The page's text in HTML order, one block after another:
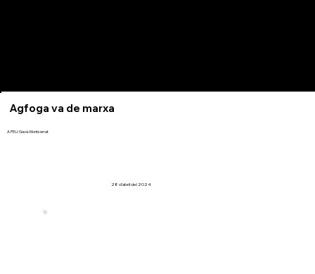
Agfoga va de marxa
A PEU: Gavà-Montserrat
28 d’abril del 2024